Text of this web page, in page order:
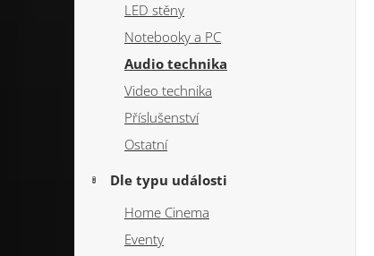
LED stěny
Notebooky a PC
Audio technika
Video technika
Příslušenství
Ostatní
Dle typu události
Home Cinema
Eventy